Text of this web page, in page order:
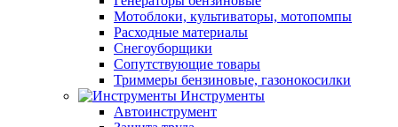
Мотоблоки, культиваторы, мотопомпы
Расходные материалы
Снегоуборщики
Сопутствующие товары
Триммеры бензиновые, газонокосилки
Инструменты
Автоинструмент